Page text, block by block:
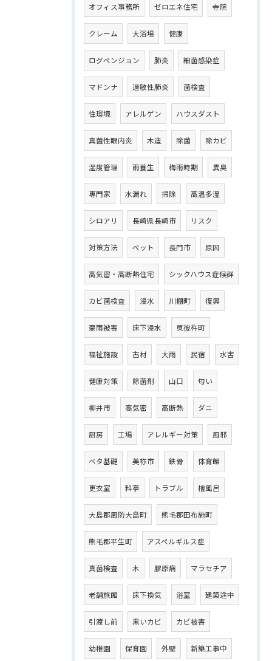
オフィス事務所 ゼロエネ住宅 寺院
クレーム 大浴場 健康
ログペンジョン 肺炎 細菌感染症
マドンナ 過敏性肺炎 菌検査
住環境 アレルゲン ハウスダスト
真菌性眼内炎 木造 除菌 除カビ
湿度管理 雨養生 梅雨時期 異臭
専門家 水漏れ 掃除 高温多湿
シロアリ 長崎県長崎市 リスク
対策方法 ペット 長門市 原因
高気密・高断熱住宅 シックハウス症候群
カビ菌検査 浸水 川棚町 復興
豪雨被害 床下浸水 東彼杵町
福祉施設 古材 大雨 民宿 水害
健康対策 除菌剤 山口 匂い
柳井市 高気密 高断熱 ダニ
厨房 工場 アレルギー対策 風邪
ベタ基礎 美祢市 鉄骨 体育館
更衣室 料亭 トラブル 檜風呂
大島郡周防大島町 熊毛郡田布施町
熊毛郡平生町 アスペルギルス症
真菌検査 木 膠原病 マラセチア
老舗旅館 床下換気 浴室 建築途中
引渡し前 黒いカビ カビ被害
幼稚園 保育園 外壁 新築工事中